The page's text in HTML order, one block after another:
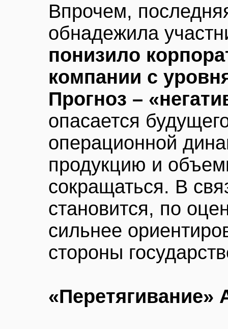
Впрочем,
обнадежила
понизило
компании с
Прогноз –
опасается
операционной
продукцию и
сокращаться. В
становится, по
сильнее
стороны